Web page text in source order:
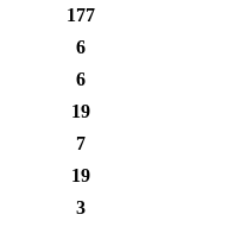
177
6
6
19
7
19
3